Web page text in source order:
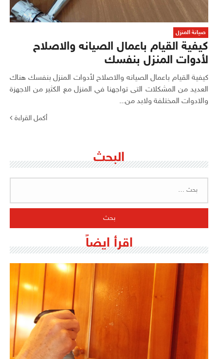
صيانة المنزل
كيفية القيام باعمال الصيانه والاصلاح
لأدوات المنزل بنفسك
كيفية القيام باعمال الصيانه والاصلاح لأدوات المنزل بنفسك هناك
العديد من المشكلات التى تواجهنا في المنزل مع الكثير من الاجهزة
والادوات المختلفة ولابد من...
أكمل القراءة
البحث
اقرأ ايضاً